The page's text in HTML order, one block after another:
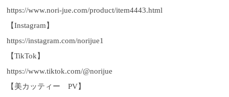
https://www.nori-jue.com/product/item4443.html
【Instagram】
https://instagram.com/norijue1
【TikTok】
https://www.tiktok.com/@norijue
【美カッティー PV】